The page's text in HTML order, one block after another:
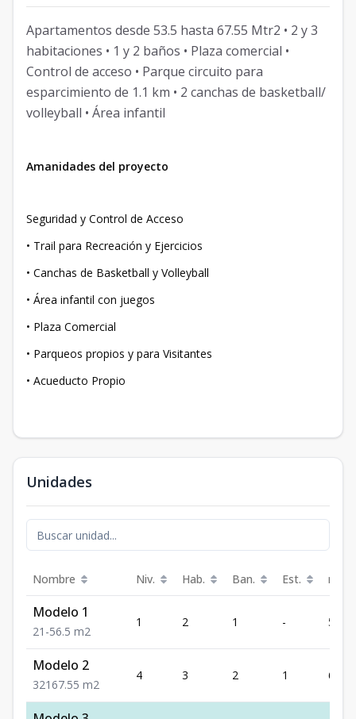
Apartamentos desde 53.5 hasta 67.55 Mtr2 • 2 y 3
habitaciones • 1 y 2 baños • Plaza comercial •
Control de acceso • Parque circuito para
esparcimiento de 1.1 km • 2 canchas de basketball/
volleyball • Área infantil
Amanidades del proyecto
Seguridad y Control de Acceso
• Trail para Recreación y Ejercicios
• Canchas de Basketball y Volleyball
• Área infantil con juegos
• Plaza Comercial
• Parqueos propios y para Visitantes
• Acueducto Propio
Unidades
Nombre Niv. Hab. Ban. Est. m²
Modelo 1
21 -56.5 m2
1 2 1 - 56.5
Modelo 2
321 67.55 m2
4 3 2 1 67.55